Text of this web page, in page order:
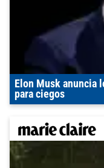
Elon Musk anuncia
para ciegos